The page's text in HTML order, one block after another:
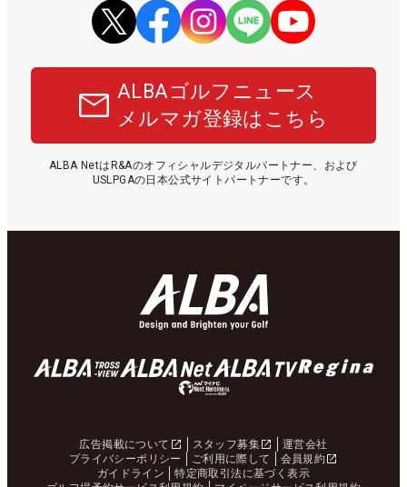
ALBAゴルフニュース
メルマガ登録はこちら
ALBA NetはR&Aのオフィシャルデジタルパートナー、および
USLPGAの日本公式サイトパートナーです。
広告掲載について スタッフ募集
運営会社
プライバシーポリシー
ご利用に際して
会員規約
ガイドライン
特定商取引法に基づく表示